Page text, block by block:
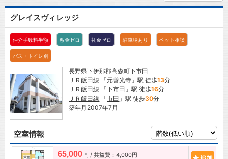
グレイスヴィレッジ
仲介手数料半額 敷金ゼロ 礼金ゼロ 駐車場あり ペット相談
バス・トイレ別
長野県下伊那郡高森町下市田
ＪＲ飯田線 「元善光寺 」駅 徒歩13分
ＪＲ飯田線 「下市田 」駅 徒歩16分
ＪＲ飯田線 「市田 」駅 徒歩30分
築年月2007年7月
空室情報
65,000 円 / 共益費：4,000円